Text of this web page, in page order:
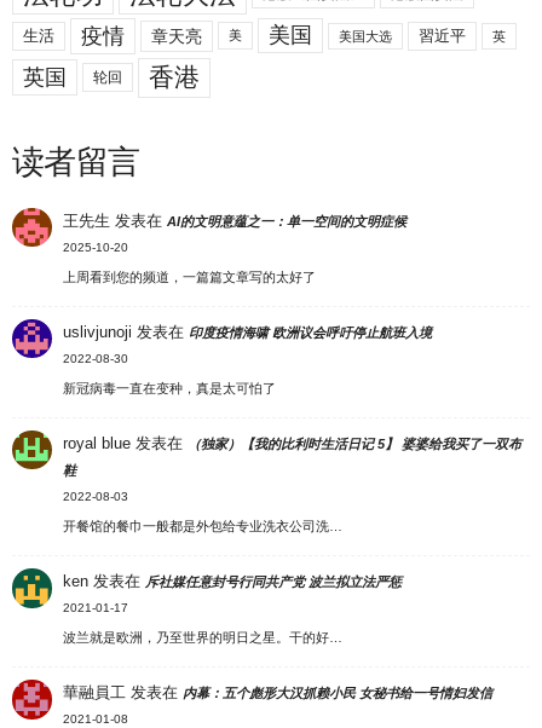
生活 疫情 章天亮 美 美国 美国大选 習近平 英
英国 轮回 香港
读者留言
王先生 发表在AI的文明意蕴之一：单一空间的文明症候
2025-10-20
上周看到您的频道，一篇篇文章写的太好了
uslivjunoji 发表在 印度疫情海啸 欧洲议会呼吁停止航班入境
2022-08-30
新冠病毒一直在变种，真是太可怕了
royal blue 发表在
（独家）【我的比利时生活日记 5】 婆婆给我买了一双布
鞋
2022-08-03
开餐馆的餐巾一般都是外包给专业洗衣公司洗…
ken 发表在 斥社媒任意封号行同共产党 波兰拟立法严惩
2021-01-17
波兰就是欧洲，乃至世界的明日之星。干的好…
華融員工 发表在 内幕：五个彪形大汉抓赖小民 女秘书给一号情妇发信
2021-01-08